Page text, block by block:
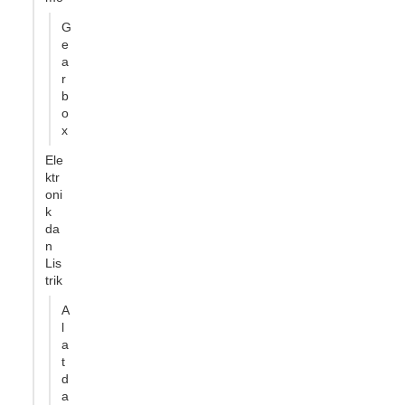
G
e
a
r
b
o
x
Ele
ktr
oni
k
da
n
Lis
trik
A
l
a
t
d
a